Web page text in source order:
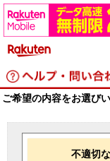
ご希望の内容をお選び
不適切